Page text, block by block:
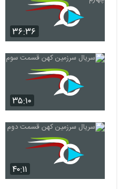
۳۶:۳۶
۳۵:۱۰
۴۰:۱۱